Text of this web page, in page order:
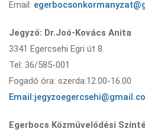
Email:
Jegyző: Dr.Joó-Kovács Anita
3341 Egercsehi Egri út 8.
Tel: 36/585-001
Fogadó óra: szerda:12.00-16.00
Email:jegyzoegercsehi@gmail.co
Egerbocs Közművelődési